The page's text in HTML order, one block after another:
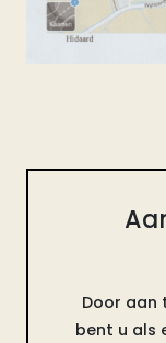
Door aan
bent u als